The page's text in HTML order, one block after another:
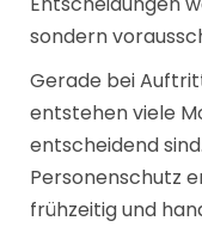
sondern
Gerade bei
entstehen viele
entscheidend
Personenschutz
frühzeitig und